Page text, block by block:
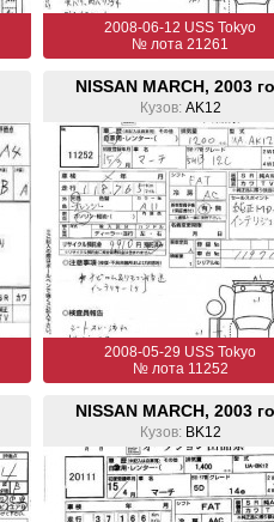
2008-06-12 USS Tokyo
№ лота 21261
NISSAN MARCH, 2003
Кузов: AK12
2008-05-29 USS Tokyo
№ лота 11252
NISSAN MARCH, 2003
Кузов: BK12